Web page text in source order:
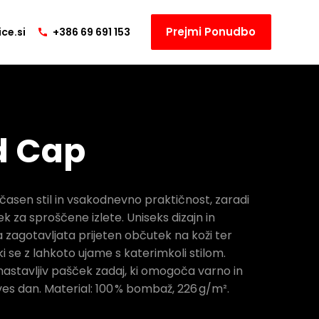
+386 69 691 153 Prejmi Ponudbo
Cap
stil in vsakodnevno praktičnost, zaradi
za sproščene izlete. Uniseks dizajn in
zagotavljata prijeten občutek na koži ter
se z lahkoto ujame s katerimkoli stilom.
pašček zadaj, ki omogoča varno in
dan. Material: 100 % bombaž, 226 g/m².